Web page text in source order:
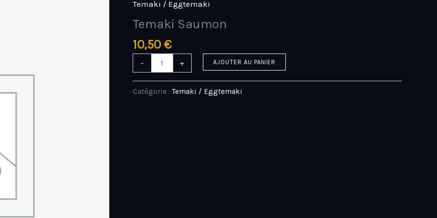
Temaki / Eggtemaki
Temaki Saumon
10,50 €
-
quantité
de
Saumon
+
AJOUTER AU PANIER
Catégorie :Temaki / Eggtemaki